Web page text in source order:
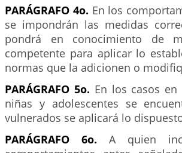
PARÁGRAFO 4o. En los
se impondrán las medidas
pondrá en conocimiento de
competente para aplicar lo
normas que la adicionen o
PARÁGRAFO 5o. En los casos
niñas y adolescentes se
vulnerados se aplicará lo
PARÁGRAFO 6o. A quien